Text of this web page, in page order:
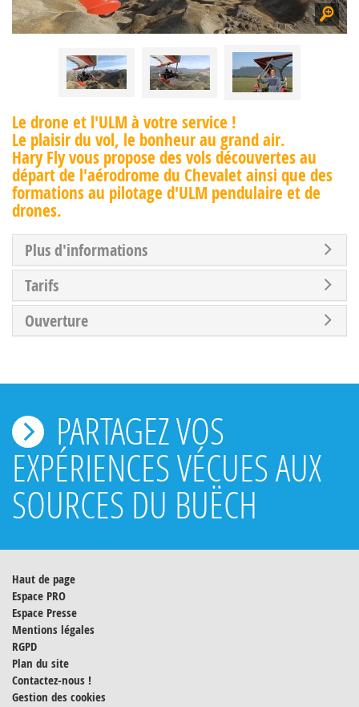
Le drone et l'ULM à votre service !
Le plaisir du vol, le bonheur au grand air.
Hary Fly vous propose des vols découvertes au
départ de l'aérodrome du Chevalet ainsi que des
formations au pilotage d'ULM pendulaire et de
drones.
Plus d'informations
Tarifs
Ouverture
PARTAGEZ VOS
EXPÉRIENCES VÉCUES AUX
SOURCES DU BUËCH
Haut de page
Espace PRO
Espace Presse
Mentions légales
RGPD
Plan du site
Contactez-nous !
Gestion des cookies